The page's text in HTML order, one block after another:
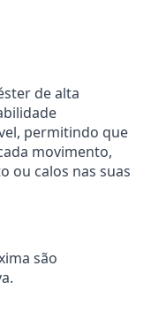
de alta
permitindo que
movimento,
ou calos nas suas
são